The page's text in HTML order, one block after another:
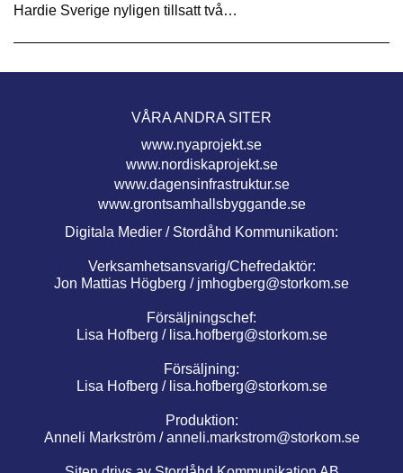
Hardie Sverige nyligen tillsatt två…
VÅRA ANDRA SITER
www.nyaprojekt.se
www.nordiskaprojekt.se
www.dagensinfrastruktur.se
www.grontsamhallsbyggande.se
Digitala Medier / Stordåhd Kommunikation:
Verksamhetsansvarig/Chefredaktör:
Jon Mattias Högberg / jmhogberg@storkom.se
Försäljningschef:
Lisa Hofberg / lisa.hofberg@storkom.se
Försäljning:
Lisa Hofberg / lisa.hofberg@storkom.se
Produktion:
Anneli Markström /anneli.markstrom@storkom.se